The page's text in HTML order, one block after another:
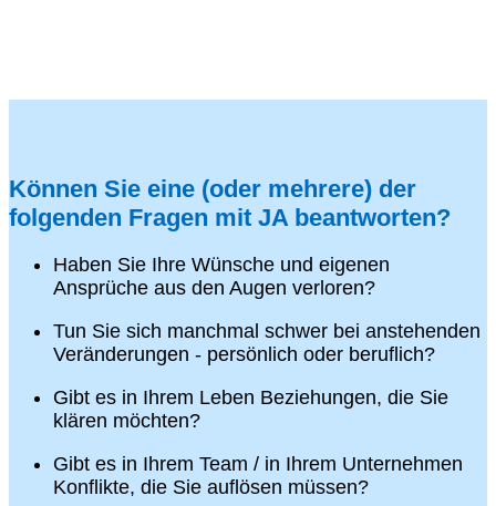
Können Sie eine (oder mehrere) der
folgenden Fragen mit JA beantworten?
Haben Sie Ihre Wünsche und eigenen
Ansprüche aus den Augen verloren?
Tun Sie sich manchmal schwer bei anstehenden
Veränderungen - persönlich oder beruflich?
Gibt es in Ihrem Leben Beziehungen, die Sie
klären möchten?
Gibt es in Ihrem Team / in Ihrem Unternehmen
Konflikte, die Sie auflösen müssen?